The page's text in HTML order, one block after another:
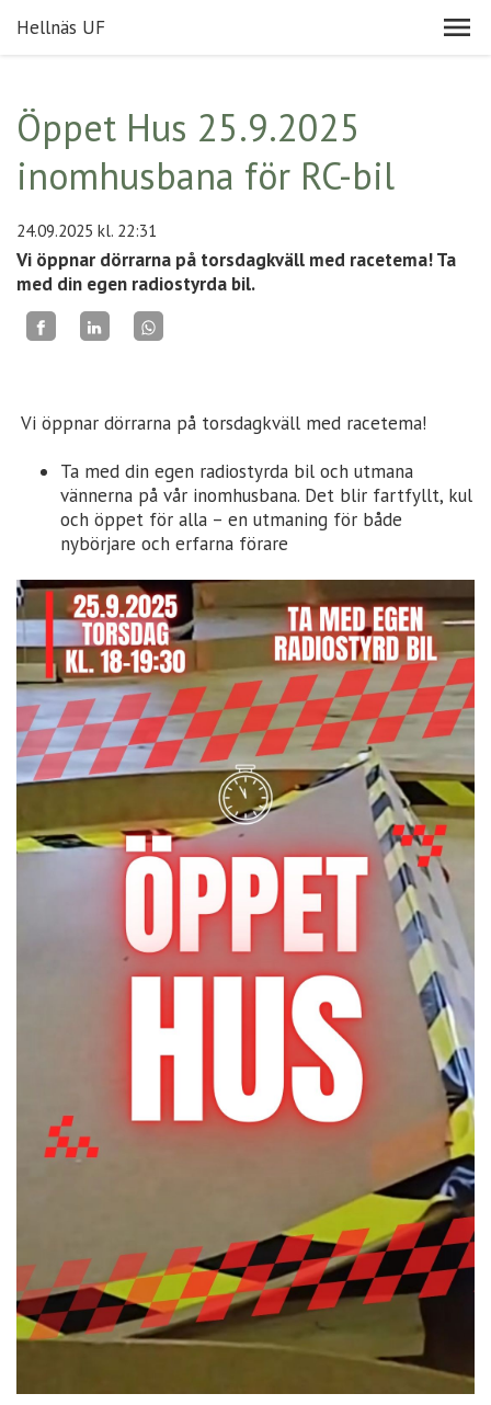
Hellnäs UF
Öppet Hus 25.9.2025
inomhusbana för RC-bil
24.09.2025 kl. 22:31
Vi öppnar dörrarna på torsdagkväll med racetema! Ta
med din egen radiostyrda bil.
Vi öppnar dörrarna på torsdagkväll med racetema!
Ta med din egen radiostyrda bil och utmana
vännerna på vår inomhusbana. Det blir fartfyllt, kul
och öppet för alla – en utmaning för både
nybörjare och erfarna förare